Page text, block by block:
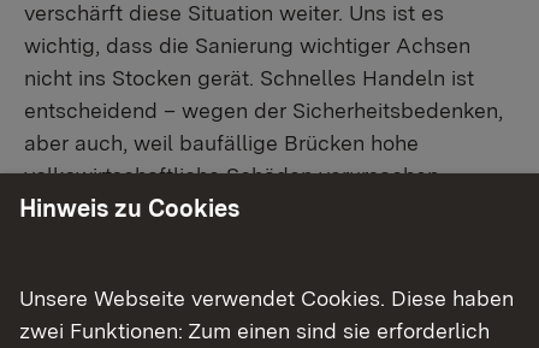
verschärft diese Situation weiter. Uns ist es
wichtig, dass die Sanierung wichtiger Achsen
nicht ins Stocken gerät. Schnelles Handeln ist
entscheidend – wegen der Sicherheitsbedenken,
aber auch, weil baufällige Brücken hohe
volkswirtschaftliche Schäden verursachen.
Innovative Planungsverfahren wie in Ulm helfen
Regierungspräsident Klaus Tappeser betonte,
dass die fortgesetzte Unterstützung des Landes
Hinweis zu Cookies
Unsere Webseite verwendet Cookies. Diese haben
zwei Funktionen: Zum einen sind sie erforderlich